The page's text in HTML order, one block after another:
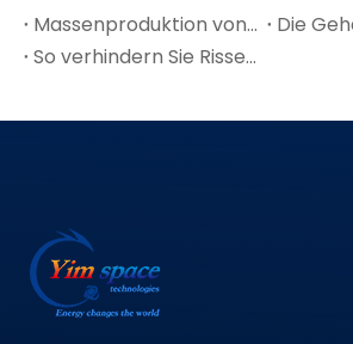
Massenproduktion von 6-Zoll-GaAs-Wafern: Der Kostenwendepunkt für Weltraum-PV
So verhindern Sie Risse in Multijunction-Solarzellen in dünnen Ge-Wafern